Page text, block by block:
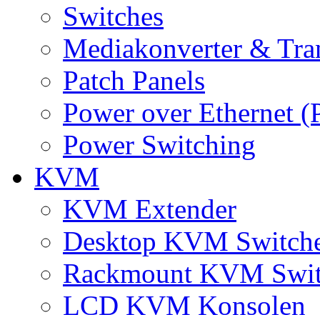
Switches
Mediakonverter &
Patch Panels
Power over Ethernet
Power Switching
KVM
KVM Extender
Desktop KVM
Rackmount KVM
LCD KVM Konsolen